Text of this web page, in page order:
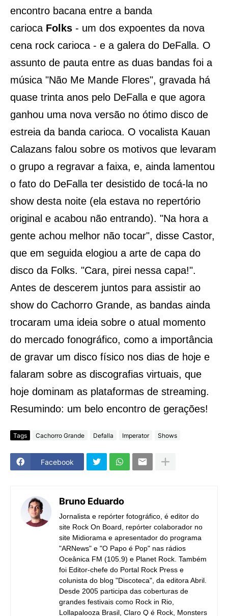
encontro bacana entre a banda
carioca Folks - um dos expoentes da nova
cena rock carioca - e a galera do DeFalla. O
assunto de pauta entre as duas bandas foi a
música "Não Me Mande Flores", gravada há
quase trinta anos pelo DeFalla e que agora
ganhou uma nova versão no ótimo disco de
estreia da banda carioca. O vocalista Kauan
Calazans falou sobre os motivos que levaram
o grupo a regravar a faixa, e, ainda lamentou
o fato do DeFalla ter desistido de tocá-la no
show desta noite (ela estava no repertório
original e acabou não entrando). "Na hora a
gente achou melhor não tocar", disse Castor,
que em seguida elogiou a arte de capa do
disco da Folks. "Cara, pirei nessa capa!".
Antes de descerem juntos para assistir ao
show do Cachorro Grande, as bandas ainda
trocaram uma ideia sobre o atual momento
do mercado fonográfico, como a importância
de gravar um disco físico nos dias de hoje e
falaram sobre as discografias virtuais, que
hoje dominam as plataformas de streaming.
Resumindo: um belo encontro de gerações!
Tags Cachorro Grande Defalla Imperator Shows
Facebook
Bruno Eduardo
Jornalista e repórter fotográfico, é editor do
site Rock On Board, repórter colaborador no
site Midiorama e apresentador do programa
"ARNews" e "O Papo é Pop" nas rádios
Oceânica FM (105.9) e Planet Rock. Também
foi Editor-chefe do Portal Rock Press e
colunista do blog "Discoteca", da editora Abril.
Desde 2005 participa das coberturas de
grandes festivais como Rock in Rio,
Lollapalooza Brasil, Claro Q é Rock, Monsters